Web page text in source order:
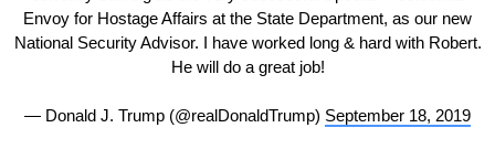
Envoy for Hostage Affairs at the State Department, as our new
National Security Advisor. I have worked long & hard with Robert.
He will do a great job!
— Donald J. Trump (@realDonaldTrump) September 18, 2019